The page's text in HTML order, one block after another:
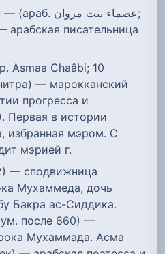
— (араб. عصماء بنت مروان‎;
писательница
Asmaa Chaâbi; 10
— марокканский
прогресса и
Первая в истории
избранная мэром. С
мэрией г.
— сподвижница
Мухаммеда, дочь
Бакра ас-Сиддика.
после 660) —
Мухаммада. Асма